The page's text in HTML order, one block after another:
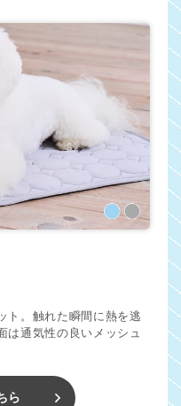
ト。触れた瞬間に熱を逃
は通気性の良いメッシュ
ら